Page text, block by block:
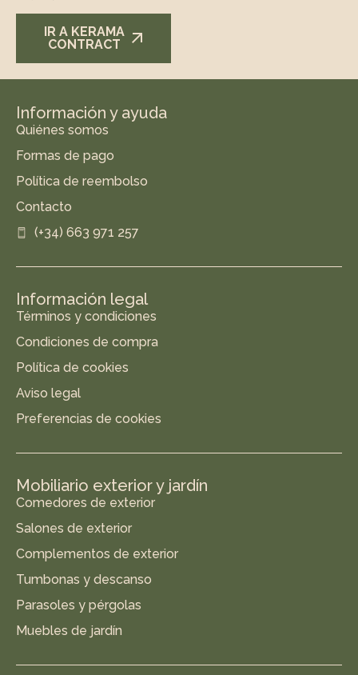
IR A KERAMA
CONTRACT
Información y ayuda
Quiénes somos
Formas de pago
Política de reembolso
Contacto
(+34) 663 971 257
Información legal
Términos y condiciones
Condiciones de compra
Política de cookies
Aviso legal
Preferencias de cookies
Mobiliario exterior y jardín
Comedores de exterior
Salones de exterior
Complementos de exterior
Tumbonas y descanso
Parasoles y pérgolas
Muebles de jardín